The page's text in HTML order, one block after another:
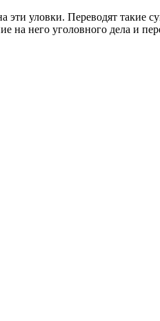
уловки. Переводят такие
на него уголовного дела и